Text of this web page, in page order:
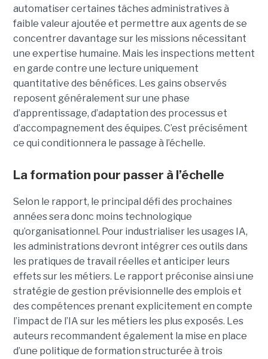
automatiser certaines tâches administratives à
faible valeur ajoutée et permettre aux agents de se
concentrer davantage sur les missions nécessitant
une expertise humaine. Mais les inspections mettent
en garde contre une lecture uniquement
quantitative des bénéfices. Les gains observés
reposent généralement sur une phase
d’apprentissage, d’adaptation des processus et
d’accompagnement des équipes. C’est précisément
ce qui conditionnera le passage à l’échelle.
La formation pour passer à l’échelle
Selon le rapport, le principal défi des prochaines
années sera donc moins technologique
qu’organisationnel. Pour industrialiser les usages IA,
les administrations devront intégrer ces outils dans
les pratiques de travail réelles et anticiper leurs
effets sur les métiers. Le rapport préconise ainsi une
stratégie de gestion prévisionnelle des emplois et
des compétences prenant explicitement en compte
l’impact de l’IA sur les métiers les plus exposés. Les
auteurs recommandent également la mise en place
d’une politique de formation structurée à trois